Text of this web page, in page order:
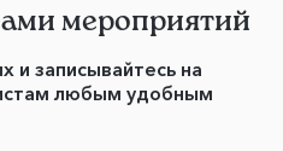
мероприятий
и записывайтесь на
любым удобным